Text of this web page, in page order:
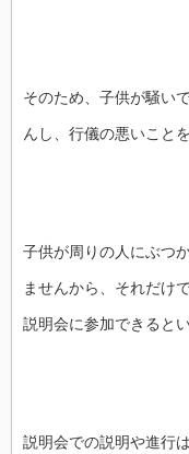
そのため、子供が騒い
んし、行儀の悪いこと
子供が周りの人にぶつ
ませんから、それだけ
説明会に参加できると
説明会での説明や進行